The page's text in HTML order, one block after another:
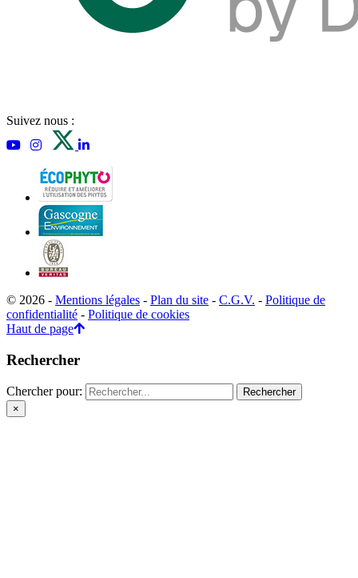
Suivez nous :
© 2026 - Mentions légales - Plan du site - C.G.V. - Politique de
confidentialité - Politique de cookies
Haut de page
Rechercher
Chercher pour:
×